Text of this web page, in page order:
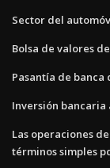
Sector del
Bolsa de valores
Pasantía de banca
Inversión bancaria
Las operaciones
términos simples